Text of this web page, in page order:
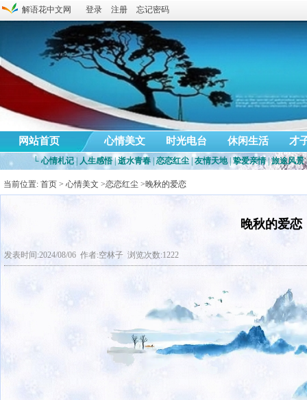
登录 注册 忘记密码
解语花中文网
心情美文 时光电台 休闲生活 才
网站首页
└心情札记 人生感悟 |逝水青春 恋恋红尘 友情天地 挚爱亲情 |旅途风景
当前位置: 首页 > 心情美文 >恋恋红尘 >晚秋的爱恋
晚秋的爱恋
发表时间:2024/08/06 作者:空林子 浏览次数:1222